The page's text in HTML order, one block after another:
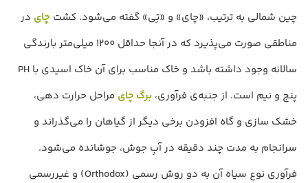
چین شمالی به ترتیب، «چای» و «تِی» گفته می‌شود. کشت چای در
مناطقی صورت می‌پذیرد که در آنجا حداقل 1200 میلی‌متر بارندگی
سالانه وجود داشته باشد و خاک مناسب برای آن خاک اسیدی با PH
پنج و نیم است. از جنبه‌ی فرآوری، برگ چای مراحل حرارت دهی،
خشک سازی و گاه افزودن برخی دیگر از گیاهان را می‌گذراند و
سرانجام به مدت چند دقیقه در آبِ جوش، جوشانده می‌شود.
فرآوری نوع سیاه آن به دو روش رسمی (Orthodox) و غیررسمی